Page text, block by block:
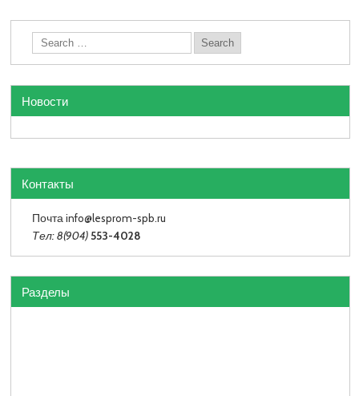
Новости
Контакты
Почта info@lesprom-spb.ru
Тел: 8(904) 553-4028
Разделы